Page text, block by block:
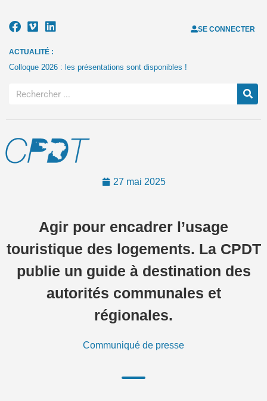
SE CONNECTER
ACTUALITÉ :
Colloque 2026 : les présentations sont disponibles !
27 mai 2025
Agir pour encadrer l’usage
touristique des logements. La CPDT
publie un guide à destination des
autorités communales et
régionales.
Communiqué de presse